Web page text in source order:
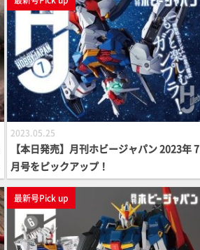
2023.05.25
【本日発売】月刊ホビージャパン 2023年 7
月号をピックアップ！
最新号Pick up